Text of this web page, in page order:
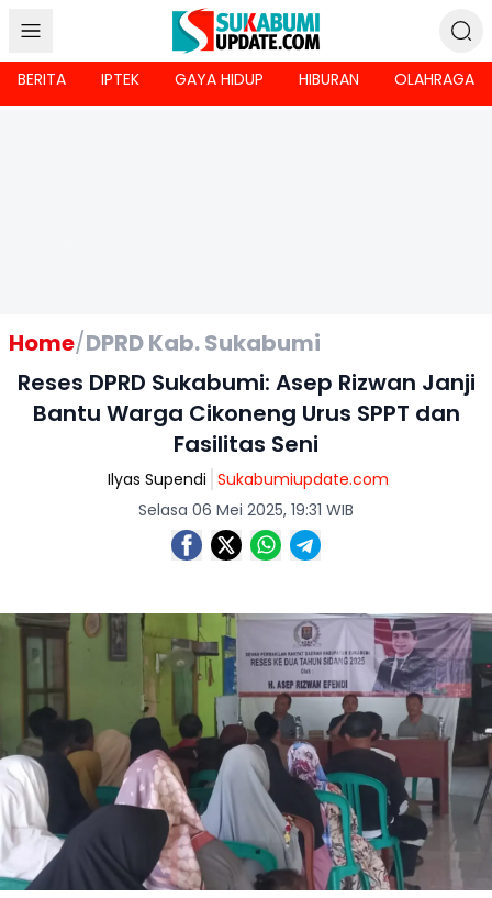
BERITA IPTEK GAYA HIDUP HIBURAN OLAHRAGA
Home/DPRD Kab. Sukabumi
Reses DPRD Sukabumi: Asep Rizwan Janji
Bantu Warga Cikoneng Urus SPPT dan
Fasilitas Seni
Ilyas Supendi Sukabumiupdate.com
Selasa 06 Mei 2025, 19:31 WIB